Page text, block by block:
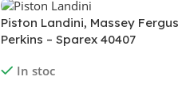
Piston Landini, Massey
Perkins – Sparex 40407
In stoc